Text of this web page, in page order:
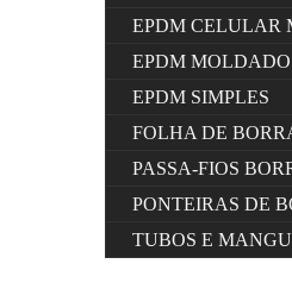
EPDM CELULAR
EPDM MOLDADO
EPDM SIMPLES
FOLHA DE
PASSA-FIOS
PONTEIRAS DE
TUBOS E